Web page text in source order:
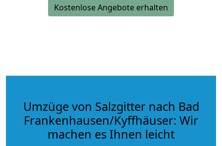
Kostenlose Angebote erhalten
Umzüge von Salzgitter nach Bad
Frankenhausen/Kyffhäuser: Wir
machen es Ihnen leicht